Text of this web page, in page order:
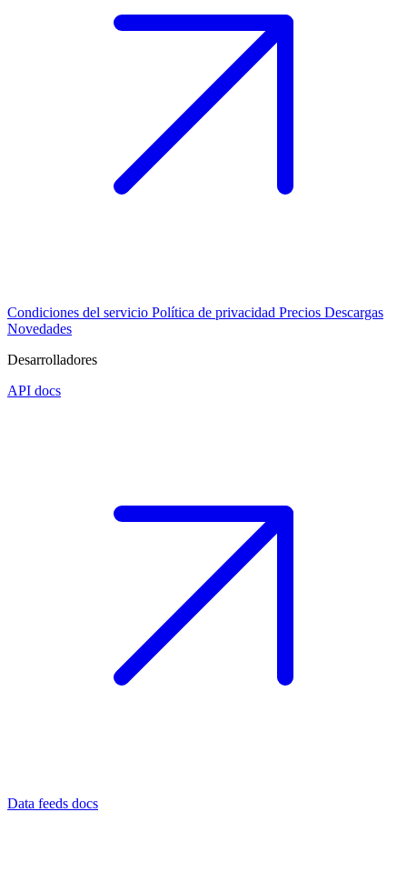
Condiciones del servicio Política de privacidad Precios Descargas
Novedades
Desarrolladores
API docs
Data feeds docs